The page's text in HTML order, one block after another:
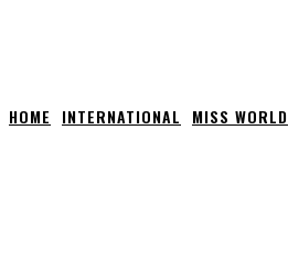
HOME INTERNATIONAL MISS WORLD